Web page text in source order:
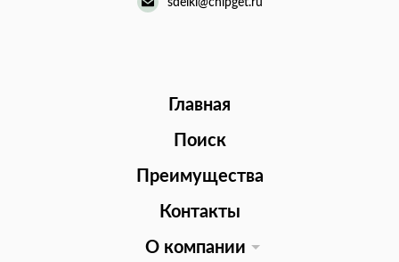
sdelki@chipget.ru
Главная
Поиск
Преимущества
Контакты
О компании